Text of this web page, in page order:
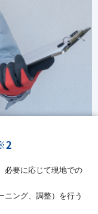
必要に応じて現地での
ニング、調整）を行う